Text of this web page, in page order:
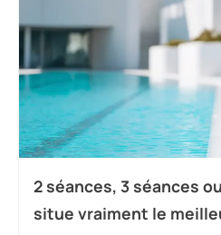
2 séances, 3 séances
situe vraiment le